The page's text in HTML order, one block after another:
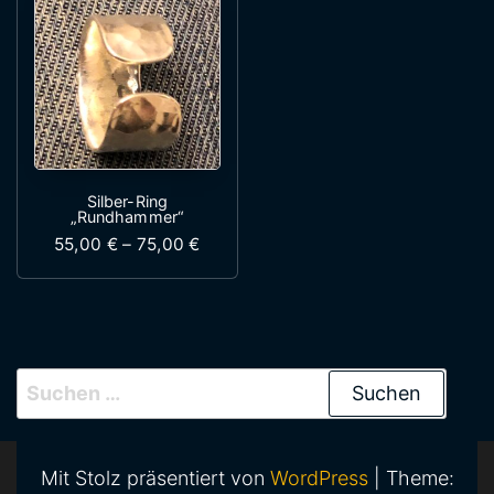
Silber-Ring
„Rundhammer“
55,00 € – 75,00€
Dieses Produkt weist mehrere
Suchen nach:
Mit Stolz präsentiert von WordPress Theme: